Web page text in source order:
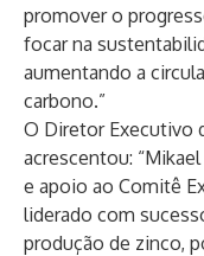
promover o
focar na
aumentando a
carbono.”
O Diretor Executivo
acrescentou:
e apoio ao Comitê
liderado com
produção de zinco,